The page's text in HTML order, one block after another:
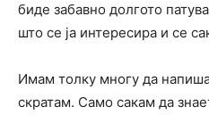
биде забавно долгото
што се ја интересира и се
Имам толку многу да
скратам. Само сакам да